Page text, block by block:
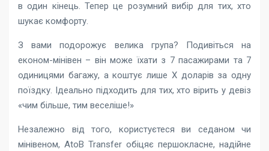
в один кінець. Тепер це розумний вибір для тих, хто
шукає комфорту.
З вами подорожує велика група? Подивіться на
економ-мінівен – він може їхати з 7 пасажирами та 7
одиницями багажу, а коштує лише X доларів за одну
поїздку. Ідеально підходить для тих, хто вірить у девіз
«чим більше, тим веселіше!»
Незалежно від того, користуєтеся ви седаном чи
мінівеном, AtoB Transfer обіцяє першокласне, надійне